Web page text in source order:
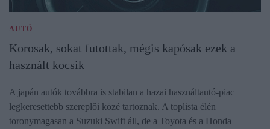
AUTÓ
Korosak, sokat futottak, mégis kapósak ezek a
használt kocsik
A japán autók továbbra is stabilan a hazai használtautó-piac
legkeresettebb szereplői közé tartoznak. A toplista élén
toronymagasan a Suzuki Swift áll, de a Toyota és a Honda